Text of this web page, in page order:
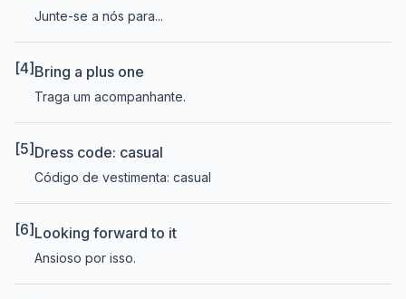
Junte-se a nós para...
[4] Bring a plus one
Traga um acompanhante.
[5] Dress code: casual
Código de vestimenta: casual
[6] Looking forward to it
Ansioso por isso.